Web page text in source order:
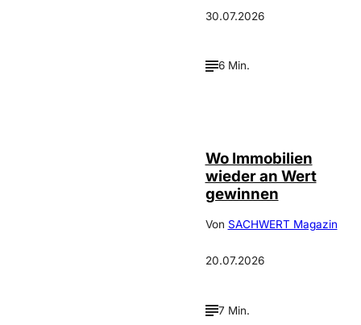
30.07.2026
6 Min.
Wo Immobilien
wieder an Wert
gewinnen
Von SACHWERT Magazin
20.07.2026
7 Min.